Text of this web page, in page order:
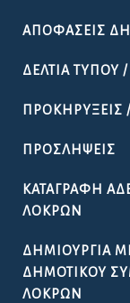
ΑΠΟΦΆΣΕΙΣ
ΔΕΛΤΊΑ ΤΎΠΟΥ
ΠΡΟΚΗΡΎΞΕΙΣ
ΠΡΟΣΛΉΨΕΙΣ
ΚΑΤΑΓΡΑΦΉ
ΛΟΚΡΏΝ
ΔΗΜΙΟΥΡΓΊΑ
ΔΗΜΟΤΙΚΟΎ
ΛΟΚΡΏΝ